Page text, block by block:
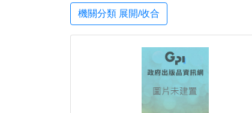
機關分類 展開/收合